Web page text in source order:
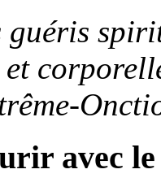
guéris
avec